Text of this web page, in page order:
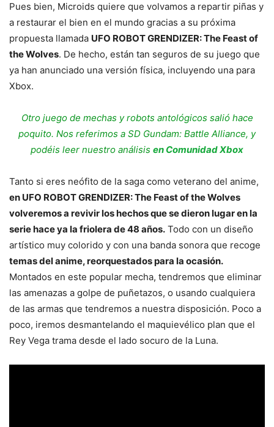
Pues bien, Microids quiere que volvamos a repartir piñas y
a restaurar el bien en el mundo gracias a su próxima
propuesta llamada UFO ROBOT GRENDIZER: The Feast of
the Wolves. De hecho, están tan seguros de su juego que
ya han anunciado una versión física, incluyendo una para
Xbox.
Otro juego de mechas y robots antológicos salió hace
poquito. Nos referimos a SD Gundam: Battle Alliance, y
podéis leer nuestro análisis en Comunidad Xbox
Tanto si eres neófito de la saga como veterano del anime,
en UFO ROBOT GRENDIZER: The Feast of the Wolves
volveremos a revivir los hechos que se dieron lugar en la
serie hace ya la friolera de 48 años. Todo con un diseño
artístico muy colorido y con una banda sonora que recoge
temas del anime, reorquestados para la ocasión.
Montados en este popular mecha, tendremos que eliminar
las amenazas a golpe de puñetazos, o usando cualquiera
de las armas que tendremos a nuestra disposición. Poco a
poco, iremos desmantelando el maquievélico plan que el
Rey Vega trama desde el lado socuro de la Luna.